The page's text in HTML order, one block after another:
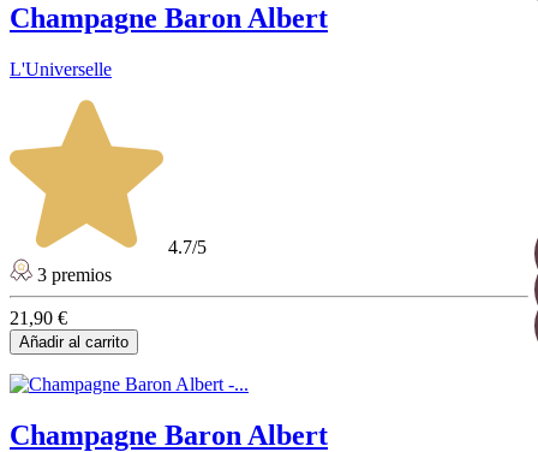
Champagne Baron Albert
L'Universelle
4.7/5
3 premios
21,90 €
Añadir al carrito
Champagne Baron Albert